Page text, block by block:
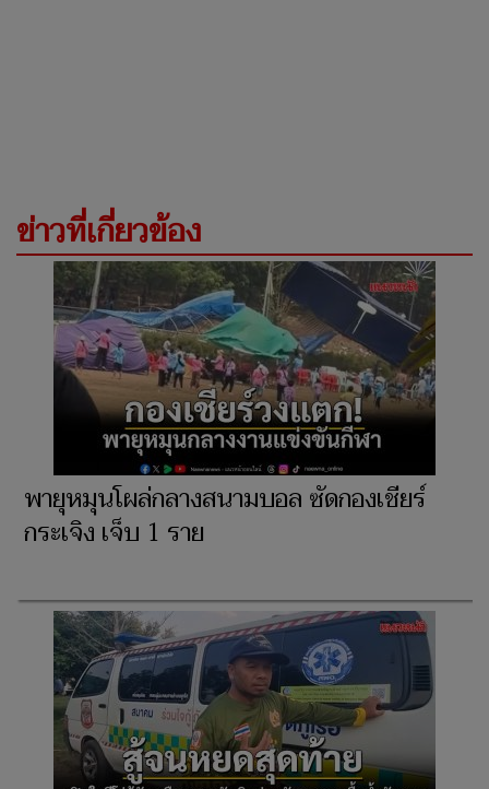
ข่าวที่เกี่ยวข้อง
พายุหมุนโผล่กลางสนามบอล ซัดกองเชียร์
กระเจิง เจ็บ 1 ราย